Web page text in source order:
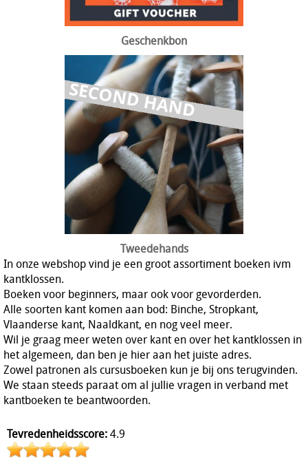
Geschenkbon
Tweedehands
In onze webshop vind je een groot assortiment boeken ivm
kantklossen.
Boeken voor beginners, maar ook voor gevorderden.
Alle soorten kant komen aan bod: Binche, Stropkant,
Vlaanderse kant, Naaldkant, en nog veel meer.
Wil je graag meer weten over kant en over het kantklossen in
het algemeen, dan ben je hier aan het juiste adres.
Zowel patronen als cursusboeken kun je bij ons terugvinden.
We staan steeds paraat om al jullie vragen in verband met
kantboeken te beantwoorden.
Tevredenheidsscore:4.9